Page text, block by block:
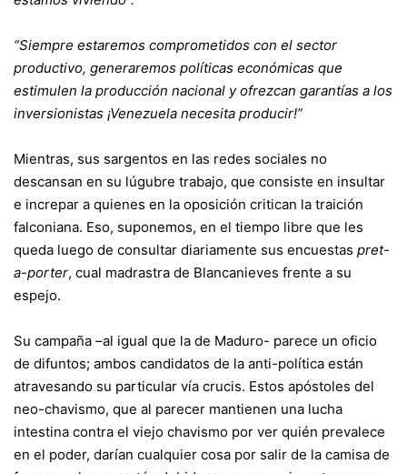
“Siempre estaremos comprometidos con el sector
productivo, generaremos políticas económicas que
estimulen la producción nacional y ofrezcan garantías a los
inversionistas ¡Venezuela necesita producir!”
Mientras, sus sargentos en las redes sociales no
descansan en su lúgubre trabajo, que consiste en insultar
e increpar a quienes en la oposición critican la traición
falconiana. Eso, suponemos, en el tiempo libre que les
queda luego de consultar diariamente sus encuestas pret-
a-porter, cual madrastra de Blancanieves frente a su
espejo.
Su campaña –al igual que la de Maduro- parece un oficio
de difuntos; ambos candidatos de la anti-política están
atravesando su particular vía crucis. Estos apóstoles del
neo-chavismo, que al parecer mantienen una lucha
intestina contra el viejo chavismo por ver quién prevalece
en el poder, darían cualquier cosa por salir de la camisa de